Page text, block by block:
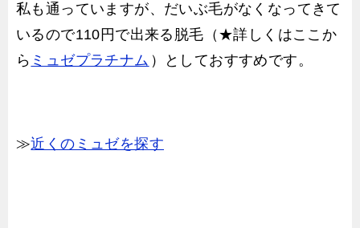
私も通っていますが、だいぶ毛がなくなってきて
いるので110円で出来る脱毛（★詳しくはここか
ら ミュゼプラチナム ）としておすすめです。
≫近くのミュゼを探す